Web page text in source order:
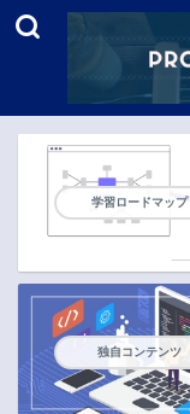
学習ロードマップ
独自コンテンツ